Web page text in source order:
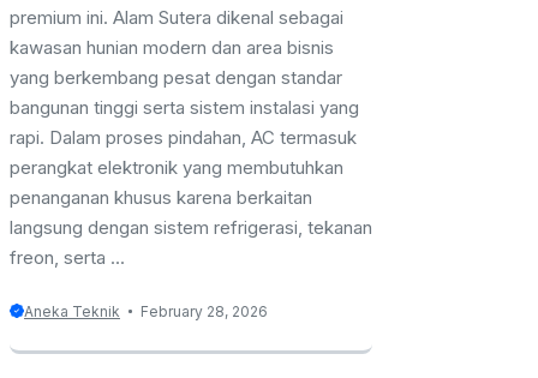
premium ini. Alam Sutera dikenal sebagai
kawasan hunian modern dan area bisnis
yang berkembang pesat dengan standar
bangunan tinggi serta sistem instalasi yang
rapi. Dalam proses pindahan, AC termasuk
perangkat elektronik yang membutuhkan
penanganan khusus karena berkaitan
langsung dengan sistem refrigerasi, tekanan
freon, serta ...
Aneka Teknik February 28, 2026